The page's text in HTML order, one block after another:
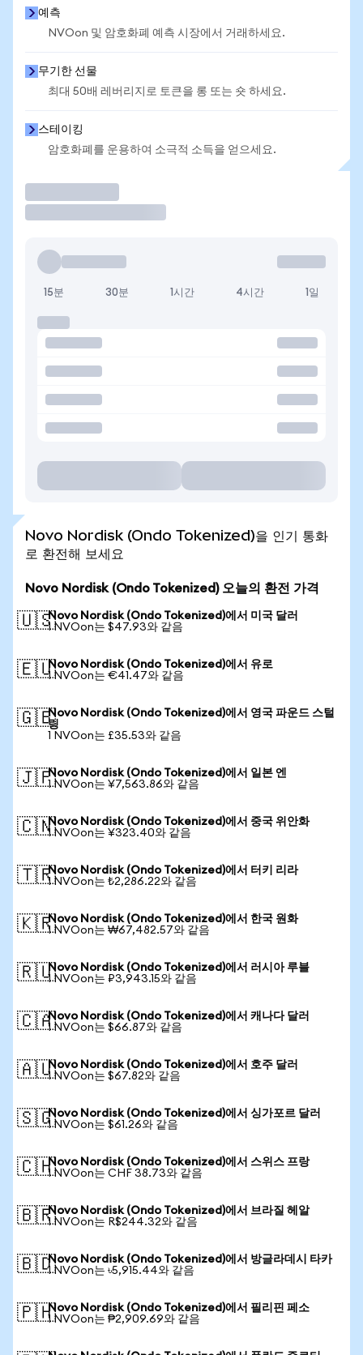
예측
NVOon 및 암호화폐 예측 시장에서 거래하세요.
무기한 선물
최대 50배 레버리지로 토큰을 롱 또는 숏 하세요.
스테이킹
암호화폐를 운용하여 소극적 소득을 얻으세요.
15분 30분 1시간 4시간 1일
Novo Nordisk (Ondo Tokenized)을 인기 통화
로 환전해 보세요
Novo Nordisk (Ondo Tokenized) 오늘의 환전 가격
🇺🇸Novo Nordisk (Ondo Tokenized)에서 미국 달러
1 NVOon는 $47.93와 같음
🇪🇺Novo Nordisk (Ondo Tokenized)에서 유로
1 NVOon는 €41.47와 같음
🇬🇧Novo Nordisk (Ondo Tokenized)에서 영국 파운드 스털
링
1 NVOon는 £35.53와 같음
🇯🇵Novo Nordisk (Ondo Tokenized)에서 일본 엔
1 NVOon는 ¥7,563.86와 같음
🇨🇳Novo Nordisk (Ondo Tokenized)에서 중국 위안화
1 NVOon는 ¥323.40와 같음
🇹🇷Novo Nordisk (Ondo Tokenized)에서 터키 리라
1 NVOon는 ₺2,286.22와 같음
🇰🇷Novo Nordisk (Ondo Tokenized)에서 한국 원화
1 NVOon는 ₩67,482.57와 같음
🇷🇺Novo Nordisk (Ondo Tokenized)에서 러시아 루블
1 NVOon는 ₽3,943.15와 같음
🇨🇦Novo Nordisk (Ondo Tokenized)에서 캐나다 달러
1 NVOon는 $66.87와 같음
🇦🇺Novo Nordisk (Ondo Tokenized)에서 호주 달러
1 NVOon는 $67.82와 같음
🇸🇬Novo Nordisk (Ondo Tokenized)에서 싱가포르 달러
1 NVOon는 $61.26와 같음
🇨🇭Novo Nordisk (Ondo Tokenized)에서 스위스 프랑
1 NVOon는 CHF 38.73와 같음
🇧🇷Novo Nordisk (Ondo Tokenized)에서 브라질 헤알
1 NVOon는 R$244.32와 같음
🇧🇩Novo Nordisk (Ondo Tokenized)에서 방글라데시 타카
1 NVOon는 ৳5,915.44와 같음
🇵🇭Novo Nordisk (Ondo Tokenized)에서 필리핀 페소
1 NVOon는 ₱2,909.69와 같음